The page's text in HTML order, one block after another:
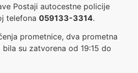
Postaji autocestne policije
telefona 059133-3314.
prometnice, dva prometna
su zatvorena od 19:15 do